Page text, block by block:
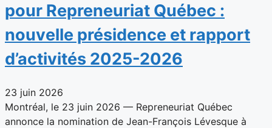
pour Repreneuriat Québec :
nouvelle présidence et rapport
d’activités 2025-2026
23 juin 2026
Montréal, le 23 juin 2026 — Repreneuriat Québec
annonce la nomination de Jean-François Lévesque à